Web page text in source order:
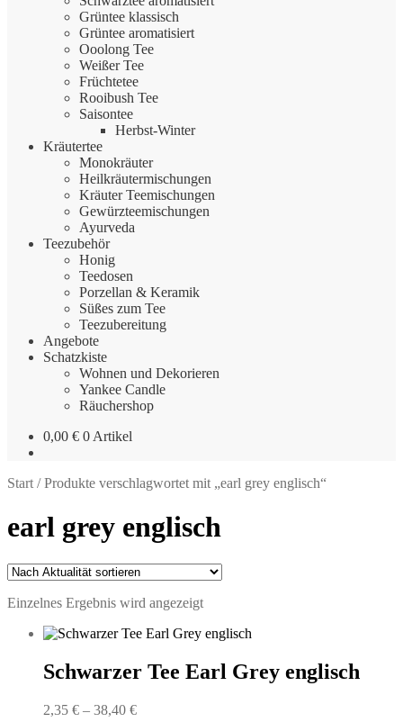
Grüntee klassisch
Grüntee aromatisiert
Ooolong Tee
Weißer Tee
Früchtetee
Rooibush Tee
Saisontee
Herbst-Winter
Kräutertee
Monokräuter
Heilkräutermischungen
Kräuter Teemischungen
Gewürzteemischungen
Ayurveda
Teezubehör
Honig
Teedosen
Porzellan & Keramik
Süßes zum Tee
Teezubereitung
Angebote
Schatzkiste
Wohnen und Dekorieren
Yankee Candle
Räuchershop
0,00 € 0 Artikel
Start /Produkte verschlagwortet mit „earl grey englisch“
earl grey englisch
Einzelnes Ergebnis wird angezeigt
Schwarzer Tee Earl Grey englisch
2,35 € – 38,40 €